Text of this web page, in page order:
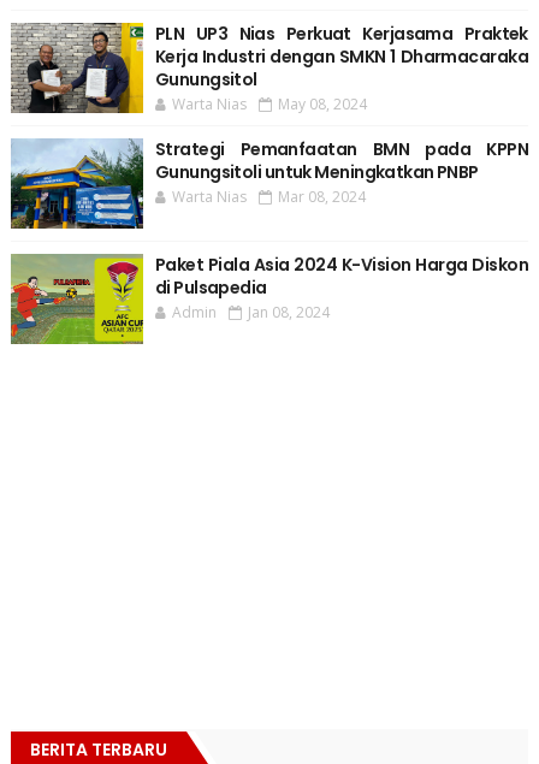
PLN UP3 Nias Perkuat Kerjasama Praktek
Kerja Industri dengan SMKN 1 Dharmacaraka
Gunungsitol
Warta Nias May 08, 2024
Strategi Pemanfaatan BMN pada KPPN
Gunungsitoli untuk Meningkatkan PNBP
Warta Nias Mar 08, 2024
Paket Piala Asia 2024 K-Vision Harga Diskon
di Pulsapedia
Admin Jan 08, 2024
BERITA TERBARU